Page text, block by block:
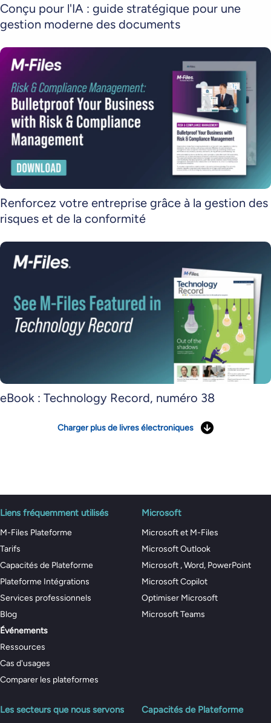
Conçu pour l'IA : guide stratégique pour une
gestion moderne des documents
Renforcez votre entreprise grâce à la gestion des
risques et de la conformité
eBook : Technology Record, numéro 38
Charger plus de livres électroniques
Liens fréquemment utilisés
M-Files Plateforme
Tarifs
Capacités de Plateforme
Plateforme Intégrations
Services professionnels
Blog
Événements
Ressources
Cas d'usages
Comparer les plateformes
Microsoft
Microsoft et M-Files
Microsoft Outlook
Microsoft , Word, PowerPoint
Microsoft Copilot
Optimiser Microsoft
Microsoft Teams
Les secteurs que nous servons Capacités de Plateforme